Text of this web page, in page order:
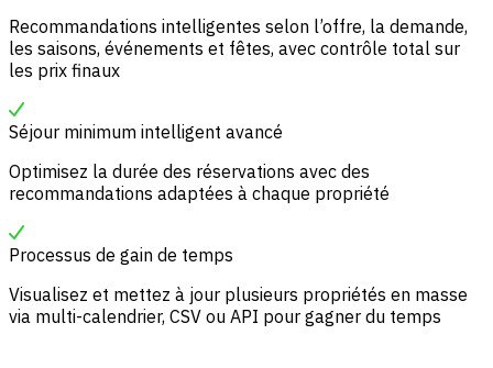
Recommandations intelligentes selon l’offre, la demande,
les saisons, événements et fêtes, avec contrôle total sur
les prix finaux
Séjour minimum intelligent avancé
Optimisez la durée des réservations avec des
recommandations adaptées à chaque propriété
Processus de gain de temps
Visualisez et mettez à jour plusieurs propriétés en masse
via multi-calendrier, CSV ou API pour gagner du temps